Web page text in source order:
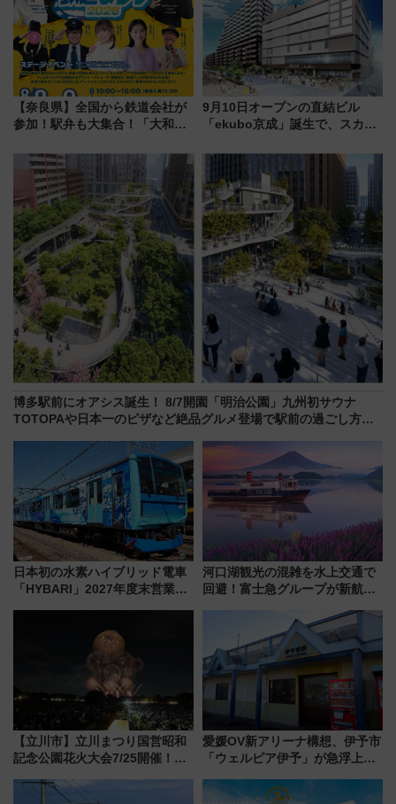
【奈良県】全国から鉄道会社が
参加！駅弁も大集合！「大和鉄
に開催決定
9月10日オープンの直結ビル
「ekubo京成」誕生で、スカイ
新鎌ヶ谷はどう変わる？ 全テナ
ント情報も公開！
博多駅前にオアシス誕生！ 8/7開園「明治公園」九州初サウナ
TOTOPAや日本一のピザなど絶品グルメ登場で駅前の過ごし方は
日本初の水素ハイブリッド電車
「HYBARI」2027年度末営業運
河口湖観光の混雑を水上交通で
回避！富士急グループが新航路
【立川市】立川まつり国営昭和
記念公園花火大会7/25開催！
混雑に要注意、その理由は
愛媛OV新アリーナ構想、伊予市
「ウェルピア伊予」が急浮上！
で探る鉄道アクセスの未来